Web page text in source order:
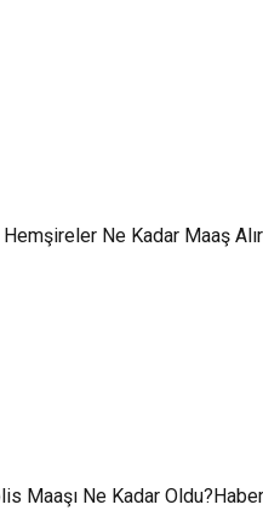
Ne Kadar Maaş
Maaşı Ne Kadar